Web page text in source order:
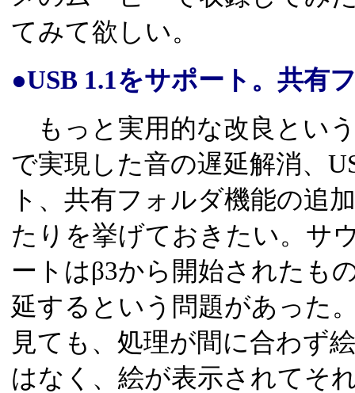
てみて欲しい。
●USB 1.1をサポート。共有
もっと実用的な改良とい
で実現した音の遅延解消、
ト、共有フォルダ機能の追
たりを挙げておきたい。サ
ートはβ3から開始されたも
延するという問題があった
見ても、処理が間に合わず
はなく、絵が表示されてそ